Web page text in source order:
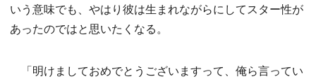
いう意味でも、やはり彼は生まれながらにしてスター性が
あったのではと思いたくなる。
「明けましておめでとうございますって、俺ら言ってい